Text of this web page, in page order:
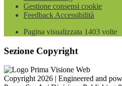
Gestione consensi cookie
Feedback Accessibilità
Pagina visualizzata 1403 volte
Sezione Copyright
Copyright 2026 | Engineered and